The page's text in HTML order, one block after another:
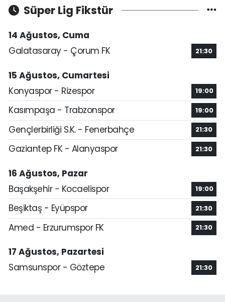
Süper Lig Fikstür
14 Ağustos, Cuma
Galatasaray - Çorum FK
21:30
15 Ağustos, Cumartesi
Konyaspor - Rizespor
19:00
Kasımpaşa - Trabzonspor 19:00
Gençlerbirliği S.K. - Fenerbahçe 21:30
Gaziantep FK - Alanyaspor 21:30
16 Ağustos, Pazar
Başakşehir - Kocaelispor
19:00
Beşiktaş - Eyüpspor 21:30
Amed - Erzurumspor FK 21:30
17 Ağustos, Pazartesi
Samsunspor - Göztepe
21:30